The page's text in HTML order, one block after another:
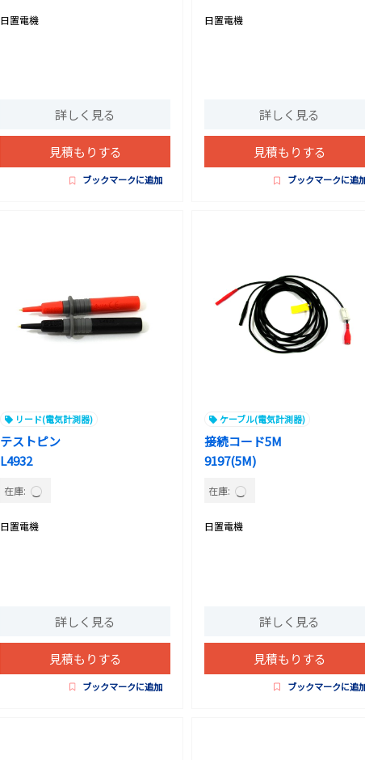
日置電機
詳しく見る
見積もりする
ブックマークに追加
日置電機
詳しく見る
見積もりする
ブックマークに追
リード(電気計測器)
テストピン
L4932
在庫:
日置電機
詳しく見る
見積もりする
ブックマークに追加
ケーブル(電気計測器)
接続コード5M
9197(5M)
在庫:
日置電機
詳しく見る
見積もりする
ブックマークに追